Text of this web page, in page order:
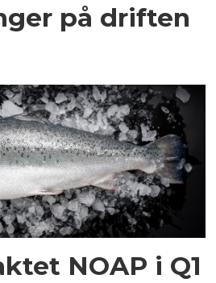
på driften
NOAP i Q1